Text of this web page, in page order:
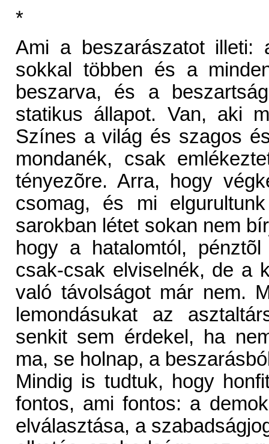
*
Ami a beszarászatot illeti:
sokkal többen és a
beszarva, és a
statikus állapot. Van, aki
Színes a világ és szagos
mondanék, csak
tényezõre. Arra, hogy
csomag, és mi
sarokban létet sokan nem
hogy a hatalomtól,
csak-csak elviselnék, de a
való távolságot már nem.
lemondásukat az
senkit sem érdekel, ha
ma, se holnap, a
Mindig is tudtuk, hogy
fontos, ami fontos: a
elválasztása, a